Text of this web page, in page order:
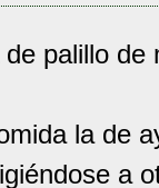
palillo de
la de
a